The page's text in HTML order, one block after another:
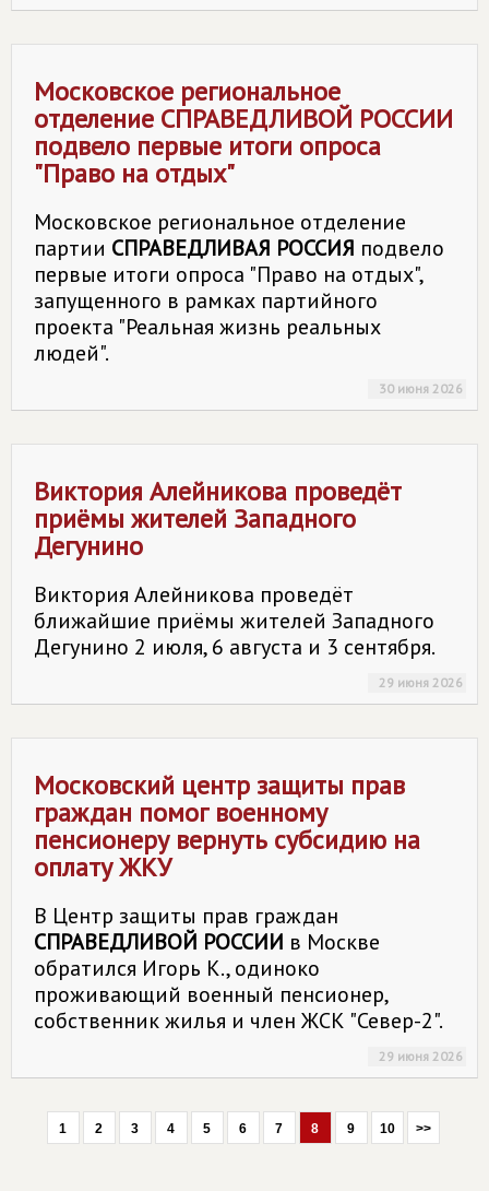
Московское региональное
отделение СПРАВЕДЛИВОЙ РОССИИ
подвело первые итоги опроса
"Право на отдых"
Московское региональное отделение
партии СПРАВЕДЛИВАЯ РОССИЯ подвело
первые итоги опроса "Право на отдых",
запущенного в рамках партийного
проекта "Реальная жизнь реальных
людей".
30 июня 2026
Виктория Алейникова проведёт
приёмы жителей Западного
Дегунино
Виктория Алейникова проведёт
ближайшие приёмы жителей Западного
Дегунино 2 июля, 6 августа и 3 сентября.
29 июня 2026
Московский центр защиты прав
граждан помог военному
пенсионеру вернуть субсидию на
оплату ЖКУ
В Центр защиты прав граждан
СПРАВЕДЛИВОЙ РОССИИ в Москве
обратился Игорь К., одиноко
проживающий военный пенсионер,
собственник жилья и член ЖСК "Север-2".
29 июня 2026
1 2 3 4 5 6 7 8 9 10 >>